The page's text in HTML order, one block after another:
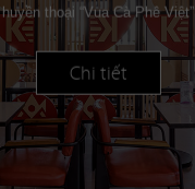
huyền thoại “Vua Cà Phê Việt”
Chi tiết